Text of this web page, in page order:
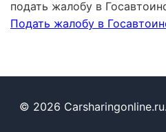
подать жалобу в
Подать жалобу в
© 2026